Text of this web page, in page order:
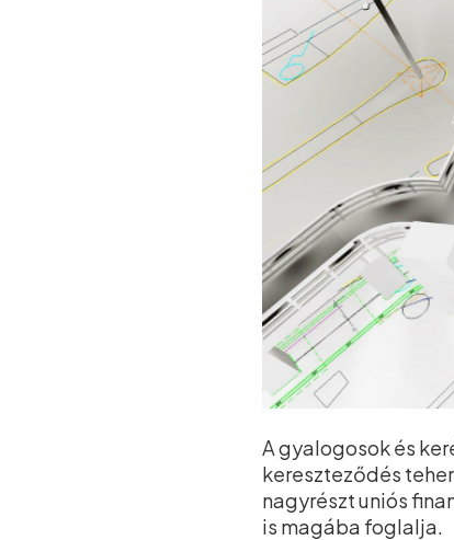
A gyalogosok és
kereszteződés
nagyrészt uniós
is magába foglalja.